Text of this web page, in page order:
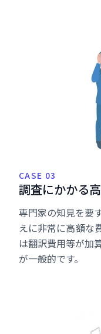
CASE 03
調査にかかる高
専門家の知見を要
えに非常に高額な
は翻訳費用等が加
が一般的です。